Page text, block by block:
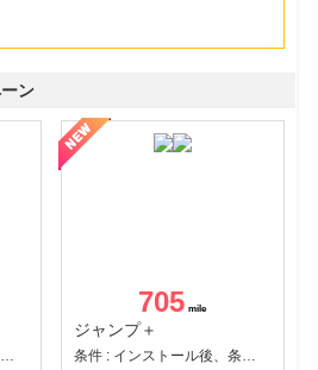
ン
条件 : インストール後、条件達成
705
ジャンプ＋
条件 : インストール後、条件達成